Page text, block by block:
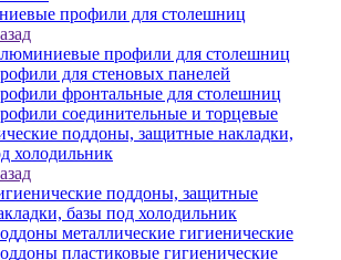
профили для столешниц
профили для столешниц
для стеновых панелей
фронтальные для столешниц
соединительные и торцевые
поддоны, защитные накладки,
холодильник
поддоны, защитные
базы под холодильник
металлические гигиенические
пластиковые гигиенические